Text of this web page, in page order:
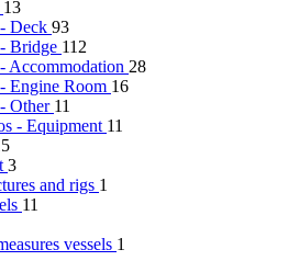
13
Deck 93
Bridge 112
Accommodation 28
Engine Room 16
Other 11
- Equipment 11
3
and rigs 1
11
vessels 1